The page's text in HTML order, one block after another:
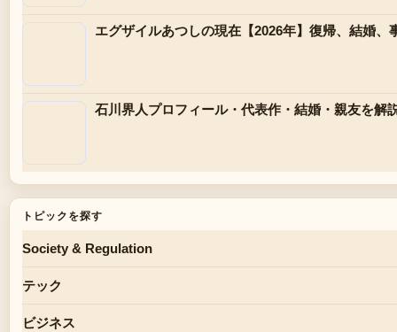
エグザイルあつしの現在【2026年】復帰、結婚、
石川界人プロフィール・代表作・結婚・親友を解
トピックを探す
Society & Regulation
テック
ビジネス